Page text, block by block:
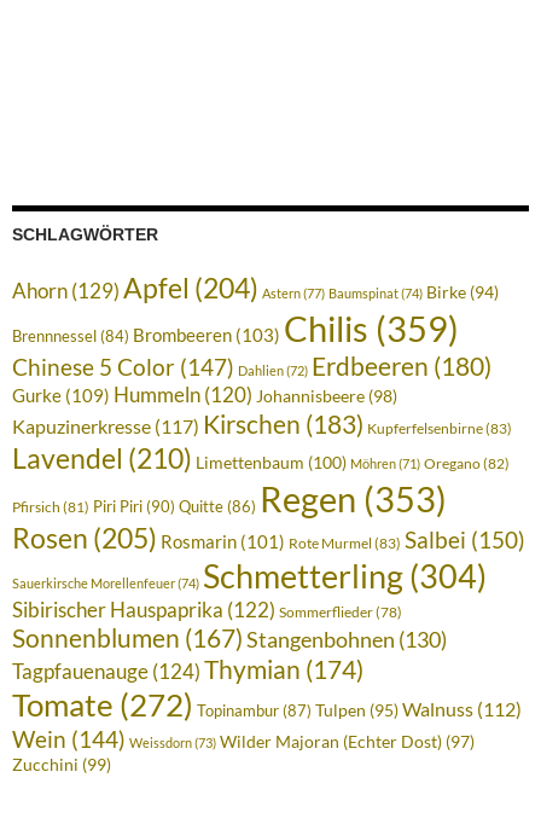
SCHLAGWÖRTER
Ahorn(129)Apfel (204) Astern(77) Baumspinat(74) Birke (94)
Brennnessel (84) Brombeeren (103) Chilis (359)
Chinese 5 Color (147) Dahlien(72) Erdbeeren (180)
Gurke (109) Hummeln (120) Johannisbeere (98)
Kapuzinerkresse (117) Kirschen (183) Kupferfelsenbirne(83)
Lavendel (210) Limettenbaum (100) Möhren(71) Oregano(82)
Pfirsich (81) Piri Piri(90) Quitte(86) Regen (353)
Rosen (205) Rosmarin (101) Rote Murmel (83) Salbei (150)
Sauerkirsche Morellenfeuer(74) Schmetterling(304)
Sibirischer Hauspaprika (122) Sommerflieder(78)
Sonnenblumen (167)Stangenbohnen (130)
Tagpfauenauge(124)Thymian (174)
Tomate (272) Topinambur(87) Tulpen (95)Walnuss (112)
Wein (144) Weissdorn(73) Wilder Majoran (Echter Dost) (97)
Zucchini (99)